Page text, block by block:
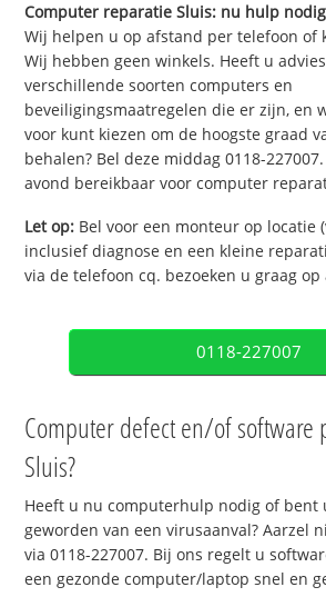
Computer reparatie Sluis: nu hulp
Wij helpen u op afstand per telefoon of
Wij hebben geen winkels. Heeft u
verschillende soorten computers en
beveiligingsmaatregelen die er zijn, en
voor kunt kiezen om de hoogste graad
behalen? Bel deze middag 0118-
avond bereikbaar voor computer
Let op: Bel voor een monteur op locatie
inclusief diagnose en een kleine
via de telefoon cq. bezoeken u graag op
0118-227007
Computer defect en/of software
Sluis?
Heeft u nu computerhulp nodig of bent
geworden van een virusaanval? Aarzel
via 0118-227007. Bij ons regelt u
een gezonde computer/laptop snel en